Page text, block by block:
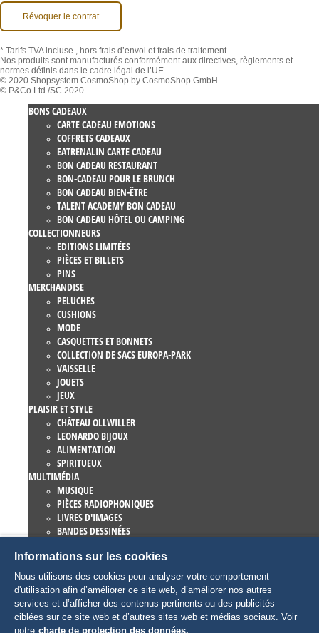
Révoquer le contrat
* Tarifs TVA incluse , hors frais d’envoi et frais de traitement.
Nos produits sont manufacturés conformément aux directives, règlements et
normes définis dans le cadre légal de l’UE.
© 2020 Shopsystem CosmoShop by CosmoShop GmbH
© P&Co.Ltd./SC 2020
BONS CADEAUX
CARTE CADEAU EMOTIONS
COFFRETS CADEAUX
EATRENALIN CARTE CADEAU
BON CADEAU RESTAURANT
BON-CADEAU POUR LE BRUNCH
BON CADEAU BIEN-ÊTRE
TALENT ACADEMY BON CADEAU
BON CADEAU HÔTEL OU CAMPING
COLLECTIONNEURS
EDITIONS LIMITÉES
PIÈCES ET BILLETS
PINS
MERCHANDISE
PELUCHES
CUSHIONS
MODE
CASQUETTES ET BONNETS
COLLECTION DE SACS EUROPA-PARK
VAISSELLE
JOUETS
JEUX
PLAISIR ET STYLE
CHÂTEAU OLLWILLER
LEONARDO BIJOUX
ALIMENTATION
SPIRITUEUX
MULTIMÉDIA
MUSIQUE
PIÈCES RADIOPHONIQUES
LIVRES D'IMAGES
BANDES DESSINÉES
EUROPA-PARK LIVRES
JEUX ET FILMS
COLLECTIONS
EUROPA-PARK ATTRACTIONS
TRAUMATICA – FESTIVAL OF FEAR
ARTICLES COLLECTORS
Informations sur les cookies
Nous utilisons des cookies pour analyser votre comportement
d'utilisation afin d’améliorer ce site web, d’améliorer nos autres
services et d’afficher des contenus pertinents ou des publicités
ciblées sur ce site web et d’autres sites web et médias sociaux. Voir
notre charte de protection des données.